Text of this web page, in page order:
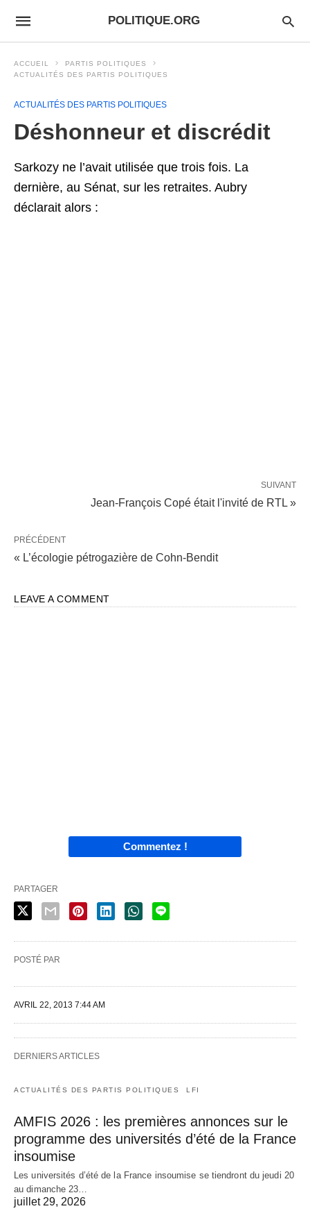
POLITIQUE.ORG
ACCUEIL
PARTIS POLITIQUES
ACTUALITÉS DES PARTIS POLITIQUES
ACTUALITÉS DES PARTIS POLITIQUES
Déshonneur et discrédit
Sarkozy ne l’avait utilisée que trois fois. La
dernière, au Sénat, sur les retraites. Aubry
déclarait alors :
SUIVANT
Jean-François Copé était l'invité de RTL »
PRÉCÉDENT
« L’écologie pétrogazière de Cohn-Bendit
LEAVE A COMMENT
Commentez !
PARTAGER
POSTÉ PAR
AVRIL 22, 2013 7:44 AM
DERNIERS ARTICLES
ACTUALITÉS DES PARTIS POLITIQUES LFI
AMFIS 2026 : les premières annonces sur le
programme des universités d’été de la France
insoumise
Les universités d’été de la France insoumise se tiendront du jeudi 20
au dimanche 23…
juillet 29, 2026